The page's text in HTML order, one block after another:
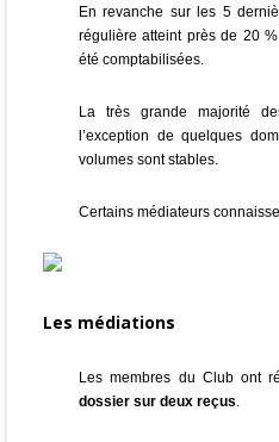
En revanche sur les 5
régulière atteint près de 20
été comptabilisées.
La très grande majorité
l’exception de quelques
volumes sont stables.
Certains médiateurs
Les médiations
Les membres du Club ont
dossier sur deux reçus.